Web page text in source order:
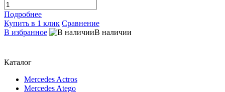
Подробнее
Купить в 1 клик Сравнение
В избранное
В наличии
Каталог
Mercedes Actros
Mercedes Atego